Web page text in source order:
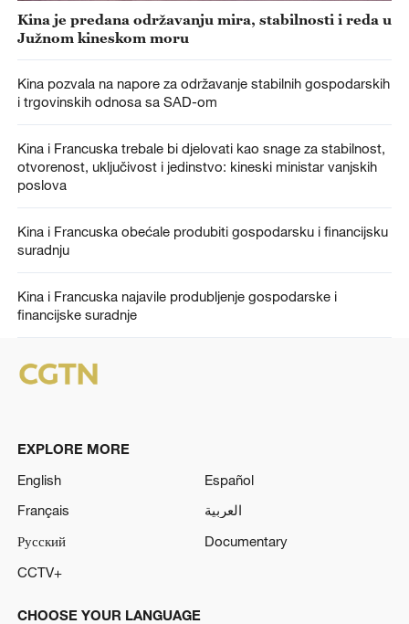
Kina je predana održavanju mira, stabilnosti i reda u
Južnom kineskom moru
Kina pozvala na napore za održavanje stabilnih gospodarskih
i trgovinskih odnosa sa SAD-om
Kina i Francuska trebale bi djelovati kao snage za stabilnost,
otvorenost, uključivost i jedinstvo: kineski ministar vanjskih
poslova
Kina i Francuska obećale produbiti gospodarsku i financijsku
suradnju
Kina i Francuska najavile produbljenje gospodarske i
financijske suradnje
EXPLORE MORE
English
Español
Français
العربية
Русский
Documentary
CCTV+
CHOOSE YOUR LANGUAGE